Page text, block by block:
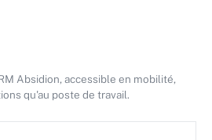
Absidion, accessible en mobilité,
qu'au poste de travail.